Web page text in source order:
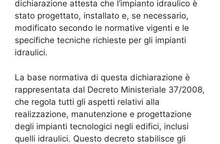
dichiarazione attesta che l’impianto idraulico è
stato progettato, installato e, se necessario,
modificato secondo le normative vigenti e le
specifiche tecniche richieste per gli impianti
idraulici.
La base normativa di questa dichiarazione è
rappresentata dal Decreto Ministeriale 37/2008,
che regola tutti gli aspetti relativi alla
realizzazione, manutenzione e progettazione
degli impianti tecnologici negli edifici, inclusi
quelli idraulici. Questo decreto stabilisce gli